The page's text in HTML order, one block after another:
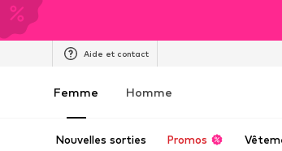
Aide et contact
Femme Homme
Nouvelles sorties Promos